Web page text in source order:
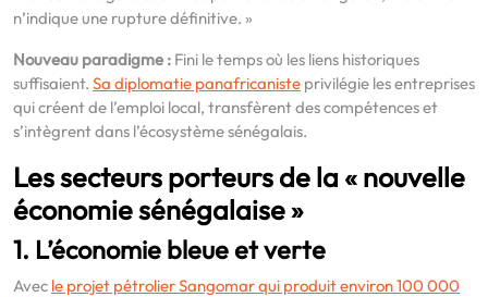
n’indique une rupture définitive. »
Nouveau paradigme : Fini le temps où les liens historiques
suffisaient. Sa diplomatie panafricaniste privilégie les entreprises
qui créent de l’emploi local, transfèrent des compétences et
s’intègrent dans l’écosystème sénégalais.
Les secteurs porteurs de la « nouvelle
économie sénégalaise »
1. L’économie bleue et verte
Avec le projet pétrolier Sangomar qui produit environ 100 000